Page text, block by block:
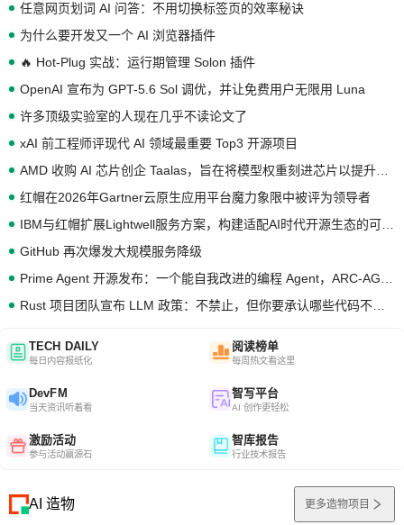
任意网页划词 AI 问答：不用切换标签页的效率秘诀
为什么要开发又一个 AI 浏览器插件
🔥 Hot-Plug 实战：运行期管理 Solon 插件
OpenAI 宣布为 GPT-5.6 Sol 调优，并让免费用户无限用 Luna
许多顶级实验室的人现在几乎不读论文了
xAI 前工程师评现代 AI 领域最重要 Top3 开源项目
红帽在2026年Gartner云原生应用平台魔力象限中被评为领导者
GitHub 再次爆发大规模服务降级
TECH DAILY
每日内容报纸化
阅读榜单
每周热文看这里
DevFM
当天资讯听着看
智写平台
AI 创作更轻松
激励活动
参与活动赢源石
智库报告
行业技术报告
AI 造物 更多造物项目